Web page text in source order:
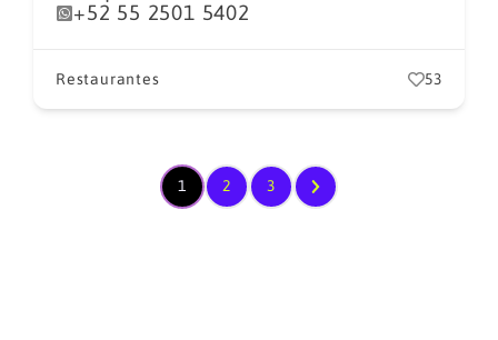
+52 55 2501 5402
Restaurantes 53
1 2 3